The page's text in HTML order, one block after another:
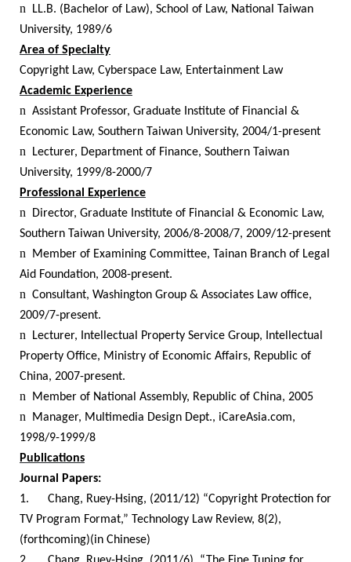
n
LL.B. (Bachelor of Law), School of Law, National Taiwan
University, 1989/6
Area of Specialty
Copyright Law, Cyberspace Law, Entertainment Law
Academic Experience
n Assistant Professor, Graduate Institute of Financial &
Economic Law, Southern Taiwan University, 2004/1-present
n
Lecturer, Department of Finance, Southern Taiwan
University, 1999/8-2000/7
Professional Experience
n
Director, Graduate Institute of Financial & Economic Law,
Southern Taiwan University, 2006/8-2008/7, 2009/12-present
n
Member of Examining Committee, Tainan Branch of Legal
Aid Foundation, 2008-present.
n Consultant, Washington Group & Associates Law office,
2009/7-present.
n
Lecturer, Intellectual Property Service Group, Intellectual
Property Office, Ministry of Economic Affairs, Republic of
China, 2007-present.
n Member of National Assembly, Republic of China, 2005
n
Manager, Multimedia Design Dept., iCareAsia.com,
1998/9-1999/8
Publications
Journal Papers:
1.
Chang, Ruey-Hsing, (2011/12) “Copyright Protection for
TV Program Format,” Technology Law Review, 8(2),
(forthcoming)(in Chinese)